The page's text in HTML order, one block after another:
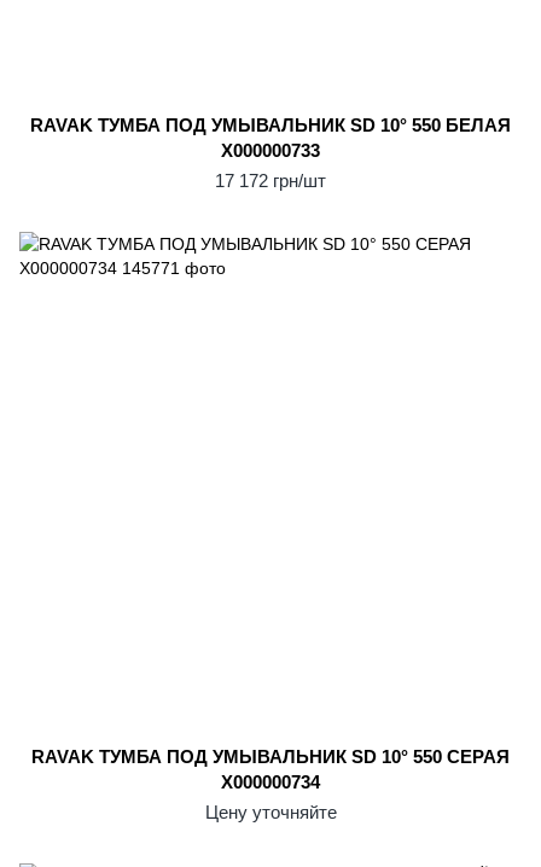
RAVAK ТУМБА ПОД УМЫВАЛЬНИК SD 10° 550 БЕЛАЯ
X000000733
17 172 грн/шт
RAVAK ТУМБА ПОД УМЫВАЛЬНИК SD 10° 550 СЕРАЯ
X000000734
Цену уточняйте